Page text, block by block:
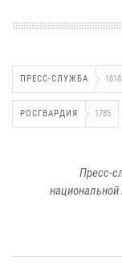
ПРЕСС-СЛУЖБА 1818
РОСГВАРДИЯ 1785
Пресс-